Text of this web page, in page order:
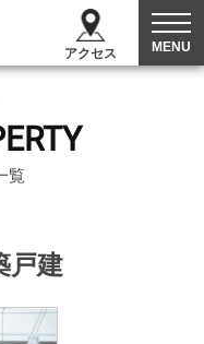
アクセス MENU
覧
戸建